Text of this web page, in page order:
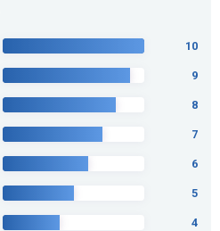
10
9
8
7
6
5
4